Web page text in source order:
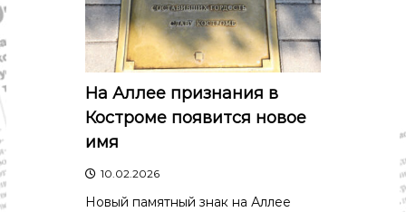
б
л
а
с
т
и
Н
т
На Аллее признания в
Костроме появится новое
имя
10.02.2026
Новый памятный знак на Аллее